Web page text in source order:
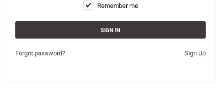
Remember me
Forgot password? Sign Up